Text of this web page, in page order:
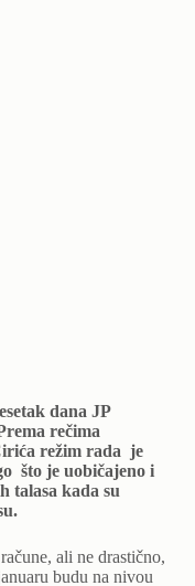
dana JP
rečima
režim rada je
što je uobičajeno i
talasa kada su
ali ne drastično,
budu na nivou